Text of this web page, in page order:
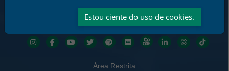
Contato
Redes sociais
Área Restrita
Estou ciente do uso de cookies.